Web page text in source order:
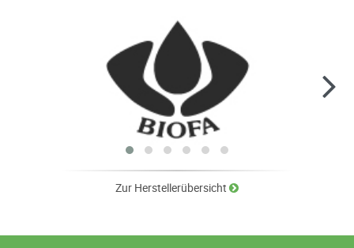
Zur Herstellerübersicht